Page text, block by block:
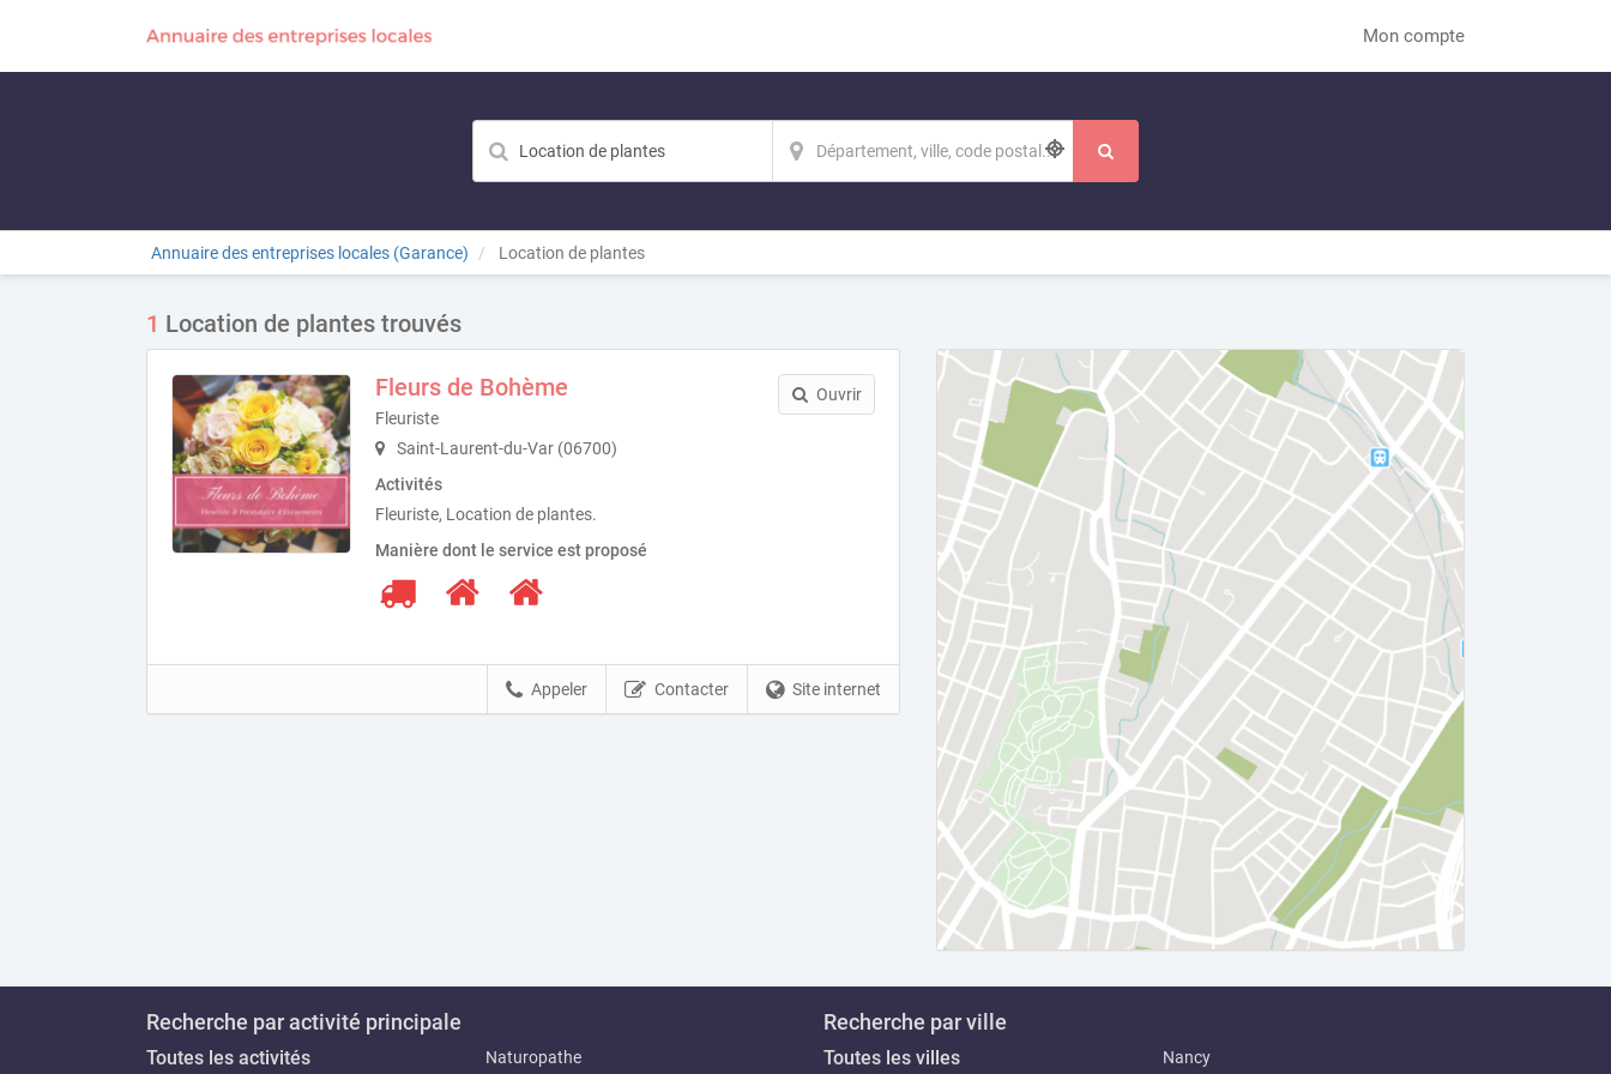
Mon compte
Annuaire des entreprises locales (Garance) Location de plantes
1 Location de plantes trouvés
Fleurs de Bohème
Fleuriste
Saint-Laurent-du-Var (06700)
Activités
Fleuriste, Location de plantes.
Manière dont le service est proposé
Ouvrir
Site internet
Contacter
Appeler
Recherche par activité principale
Toutes les activités
Naturopathe
Recherche par ville
Toutes les villes
Nancy